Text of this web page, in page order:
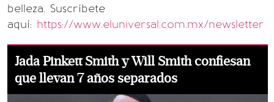
belleza. Suscríbete
aquí: https://www.eluniversal.com.mx/newsletter
Jada Pinkett Smith y Will Smith confiesan
que llevan 7 años separados